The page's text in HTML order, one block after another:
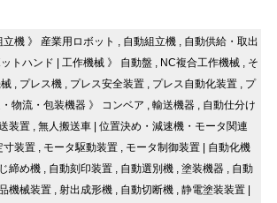
立機 》 産業用ロボット 自動組立機
自動供給・取出
トハンド | 工作機械 》 自動盤 NC複合工作機械
そ
プレス機 プレス安全装置 プレス自動化装置
プ
物流・包装機器 》 コンベア 輸送機器
自動仕分け
装置 無人搬送車 | 位置決め・減速機・モータ関連
寸装置 モータ駆動装置 モータ制御装置 | 自動化機
締め機 自動刻印装置 自動選別機 塗装機器
自動
機械装置 射出成形機 自動切断機 静電塗装装置 |